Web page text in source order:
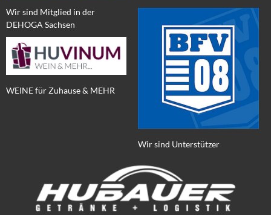
Wir sind Mitglied in der
DEHOGA Sachsen
WEINE für Zuhause & MEHR
Wir sind Unterstützer